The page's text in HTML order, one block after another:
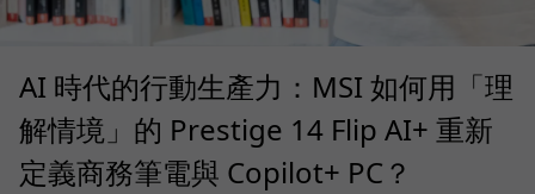
AI 時代的行動生產力：MSI 如何用「理
解情境」的 Prestige 14 Flip AI+ 重新
定義商務筆電與 Copilot+ PC？